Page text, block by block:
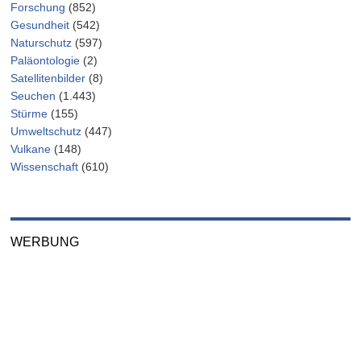
Forschung (852)
Gesundheit (542)
Naturschutz (597)
Paläontologie (2)
Satellitenbilder (8)
Seuchen (1.443)
Stürme (155)
Umweltschutz (447)
Vulkane (148)
Wissenschaft (610)
WERBUNG